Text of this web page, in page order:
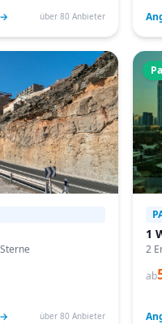
über 80 Anbieter
über 80 Anbieter
1
2
ab